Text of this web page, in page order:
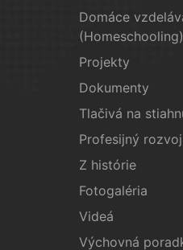
Domáce
(Homeschooling)
Projekty
Dokumenty
Tlačivá na
Profesijný
Z histórie
Fotogaléria
Videá
Výchovná